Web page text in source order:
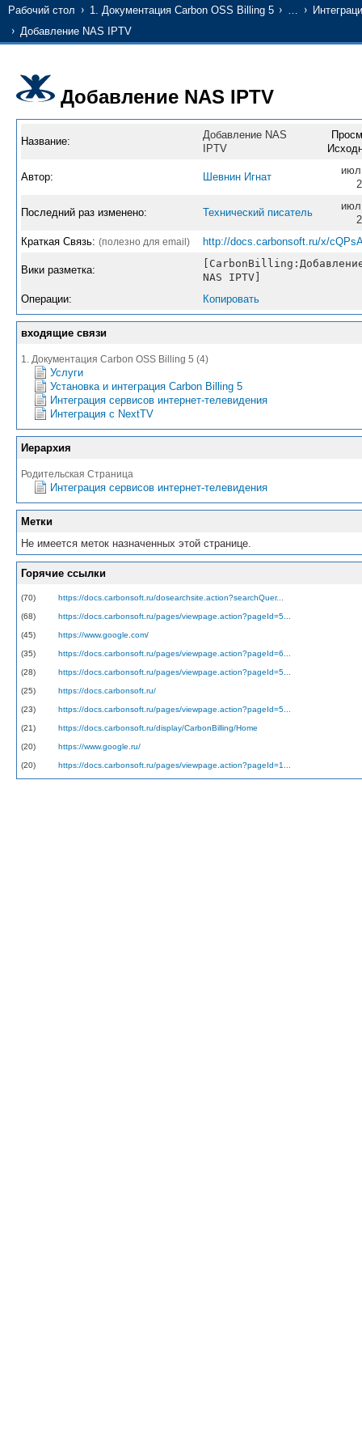
Рабочий стол 1. Документация Carbon OSS Billing 5 …
Добавление NAS IPTV
Добавление NAS IPTV
Название:
Добавление NAS
IPTV
Автор: Шевнин Игнат
Последний раз изменено: Технический писатель
Краткая Связь: (полезно для email) http://docs.carbonsoft.ru/x/
Вики разметка:
NAS IPTV]
Операции:
Копировать
входящие связи
1. Документация Carbon OSS Billing 5 (4)
Услуги
Установка и интеграция Carbon Billing 5
Интеграция сервисов интернет-телевидения
Интеграция с NextTV
Иерархия
Родительская Страница
Интеграция сервисов интернет-телевидения
Метки
Не имеется меток назначенных этой странице.
Горячие ссылки
(70) https://docs.carbonsoft.ru/dosearchsite.action?searchQuer...
(68) https://docs.carbonsoft.ru/pages/viewpage.action?pageId=5...
(45) https://www.google.com/
(35) https://docs.carbonsoft.ru/pages/viewpage.action?pageId=6...
(28) https://docs.carbonsoft.ru/pages/viewpage.action?pageId=5...
(25) https://docs.carbonsoft.ru/
(23) https://docs.carbonsoft.ru/pages/viewpage.action?pageId=5...
(21) https://docs.carbonsoft.ru/display/CarbonBilling/Home
(20) https://www.google.ru/
(20) https://docs.carbonsoft.ru/pages/viewpage.action?pageId=1...